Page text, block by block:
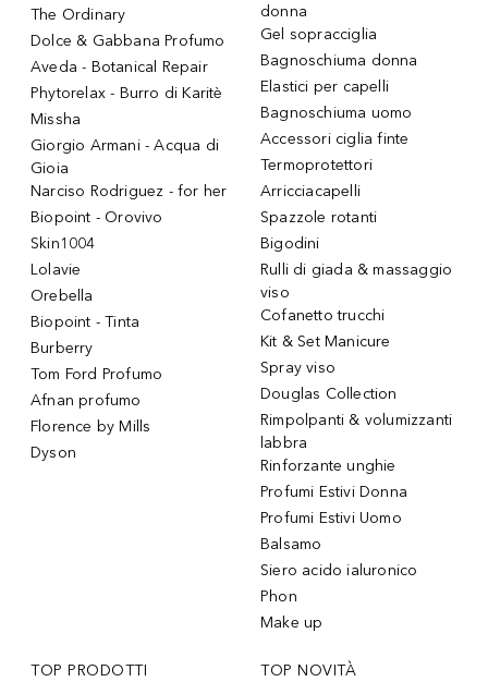
The Ordinary
Dolce & Gabbana Profumo
Aveda - Botanical Repair
Phytorelax - Burro di Karitè
Missha
Giorgio Armani - Acqua di
Gioia
Narciso Rodriguez - for her
Biopoint - Orovivo
Skin1004
Lolavie
Orebella
Biopoint - Tinta
Burberry
Tom Ford Profumo
Afnan profumo
Florence by Mills
Dyson
donna
Gel sopracciglia
Bagnoschiuma donna
Elastici per capelli
Bagnoschiuma uomo
Accessori ciglia finte
Termoprotettori
Arricciacapelli
Spazzole rotanti
Bigodini
Rulli di giada & massaggio
viso
Cofanetto trucchi
Kit & Set Manicure
Spray viso
Douglas Collection
Rimpolpanti & volumizzanti
labbra
Rinforzante unghie
Profumi Estivi Donna
Profumi Estivi Uomo
Balsamo
Siero acido ialuronico
Phon
Make up
TOP PRODOTTI TOP NOVITÀ